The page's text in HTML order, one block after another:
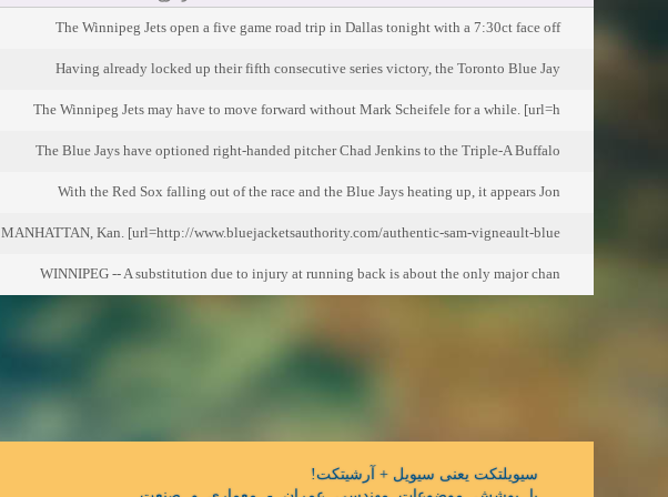
The Winnipeg Jets open a five game road trip in Dallas tonight with a 7:30ct face off
Having already locked up their fifth consecutive series victory, the Toronto Blue Jay
The Winnipeg Jets may have to move forward without Mark Scheifele for a while. [url=h
The Blue Jays have optioned right-handed pitcher Chad Jenkins to the Triple-A Buffalo
With the Red Sox falling out of the race and the Blue Jays heating up, it appears Jon
MANHATTAN, Kan. [url=http://www.bluejacketsauthority.com/authentic-sam-vigneault-blue
WINNIPEG -- A substitution due to injury at running back is about the only major chan
سیویلتکت یعنی سیویل + آرشیتکت!